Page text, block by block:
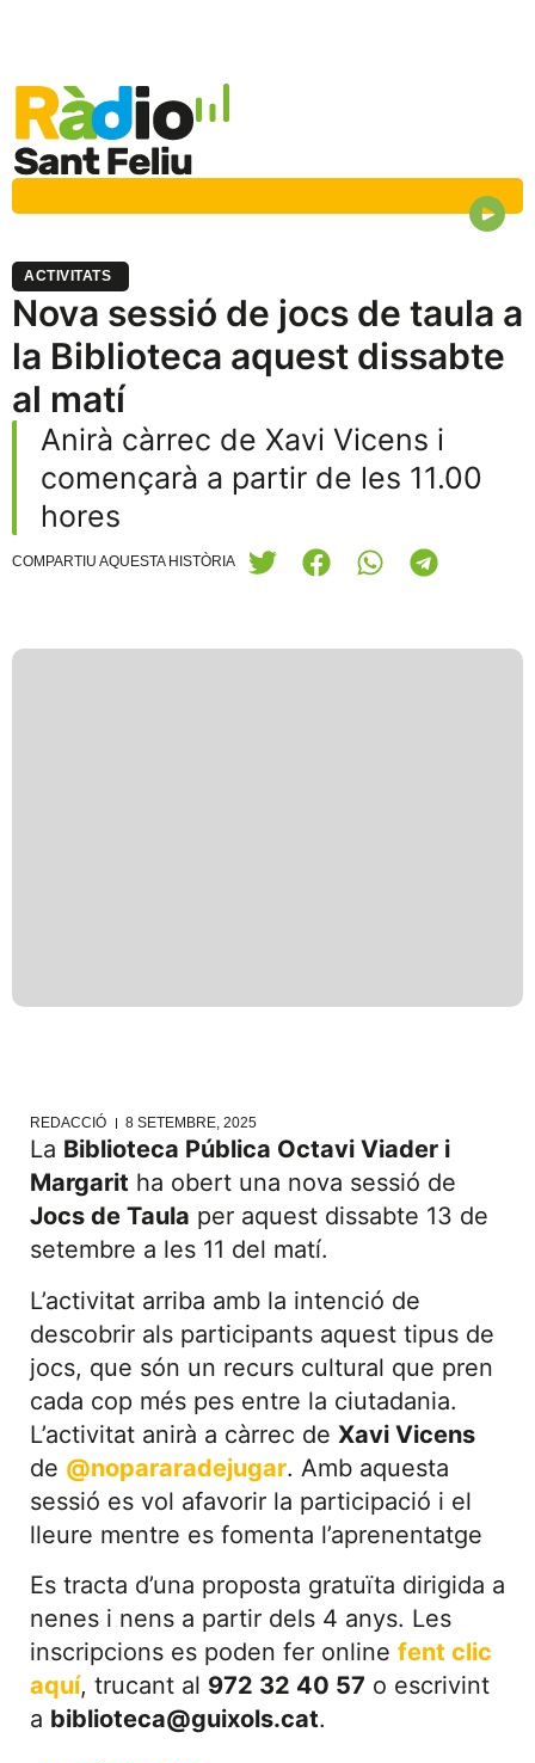
ACTIVITATS
Nova sessió de jocs de taula a
la Biblioteca aquest dissabte
al matí
Anirà càrrec de Xavi Vicens i
començarà a partir de les 11.00
hores
COMPARTIU AQUESTA HISTÒRIA
REDACCIÓ 8 SETEMBRE, 2025
La Biblioteca Pública Octavi Viader i
Margarit ha obert una nova sessió de
Jocs de Taula per aquest dissabte 13 de
setembre a les 11 del matí.
L’activitat arriba amb la intenció de
descobrir als participants aquest tipus de
jocs, que són un recurs cultural que pren
cada cop més pes entre la ciutadania.
L’activitat anirà a càrrec de Xavi Vicens
de @nopararadejugar. Amb aquesta
sessió es vol afavorir la participació i el
lleure mentre es fomenta l’aprenentatge
Es tracta d’una proposta gratuïta dirigida a
nenes i nens a partir dels 4 anys. Les
inscripcions es poden fer online fent clic
aquí, trucant al 972 32 40 57 o escrivint
a biblioteca@guixols.cat.